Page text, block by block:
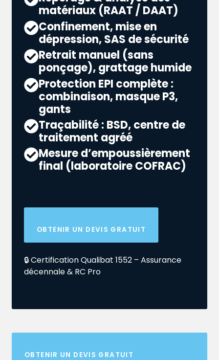
matériaux (RAAT / DAAT)
Confinement, mise en
dépression, SAS de sécurité
Retrait manuel (sans
ponçage), grattage humide
Protection EPI complète :
combinaison, masque P3,
gants
Traçabilité : BSD, centre de
traitement agréé
Mesure d’empoussièrement
final (laboratoire COFRAC)
OBTENIR UN DEVIS GRATUIT
🔒 Certification Qualibat 1552 – Assurance
décennale & RC Pro
OBTENIR UN DEVIS GRATUIT